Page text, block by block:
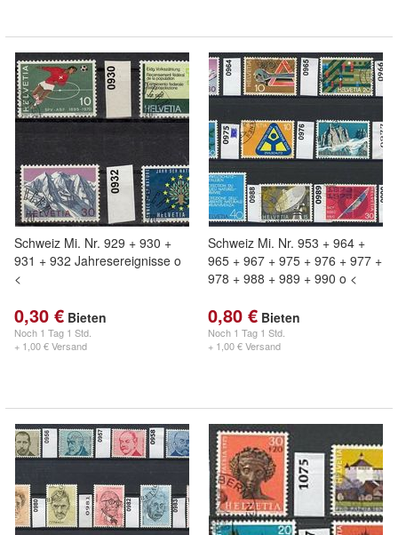
Schweiz Mi. Nr. 929 + 930 +
931 + 932 Jahresereignisse o
<
0,30 € Bieten
Noch 1 Tag 1 Std.
+ 1,00 € Versand
Schweiz Mi. Nr. 953 + 964 +
965 + 967 + 975 + 976 + 977 +
978 + 988 + 989 + 990 o <
0,80 € Bieten
Noch 1 Tag 1 Std.
+ 1,00 € Versand